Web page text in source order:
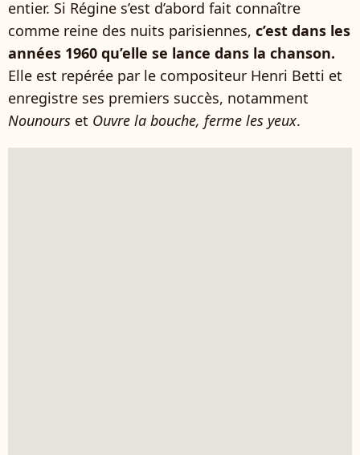
entier. Si Régine s’est d’abord fait connaître
comme reine des nuits parisiennes, c’est dans les
années 1960 qu’elle se lance dans la chanson.
Elle est repérée par le compositeur Henri Betti et
enregistre ses premiers succès, notamment
Nounours et Ouvre la bouche, ferme les yeux.